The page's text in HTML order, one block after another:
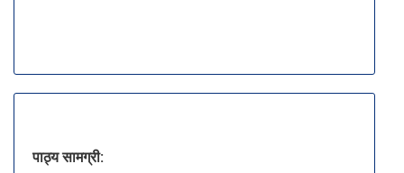
पाठ्य सामग्री: